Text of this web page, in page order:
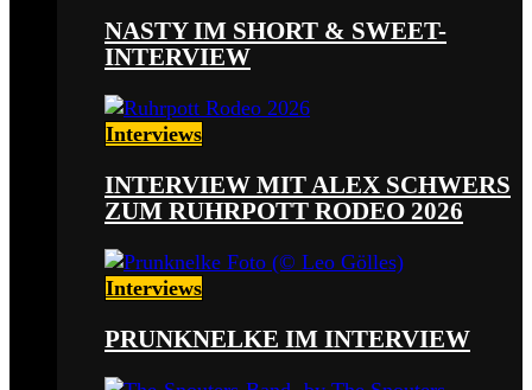
NASTY IM SHORT & SWEET-
INTERVIEW
Interviews
INTERVIEW MIT ALEX SCHWERS
ZUM RUHRPOTT RODEO 2026
Interviews
PRUNKNELKE IM INTERVIEW